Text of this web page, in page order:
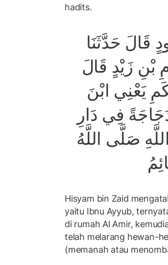
hadits.
قَالَ حَدَّثَنَا
زَيْدٍ قَالَ
يَعْنِي ابْنَ
فِي دَارِ
صَلَّى اللَّهُ
Hisyam bin Zaid
yaitu Ibnu Ayyub,
di rumah Al Amir,
telah melarang hewan-
(memanah atau